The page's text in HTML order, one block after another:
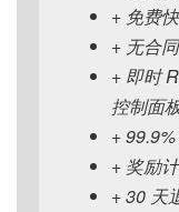
+ 免费
+ 无合
+ 即时
控制面
+
+ 奖励
+ 30 天